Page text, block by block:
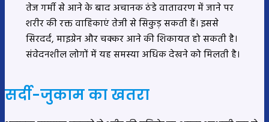
तेज गर्मी से आने के बाद अचानक ठंडे वातावरण में जाने पर
शरीर की रक्त वाहिकाएं तेजी से सिकुड़ सकती हैं। इससे
सिरदर्द, माइग्रेन और चक्कर आने की शिकायत हो सकती है।
संवेदनशील लोगों में यह समस्या अधिक देखने को मिलती है।
सर्दी-जुकाम का खतरा